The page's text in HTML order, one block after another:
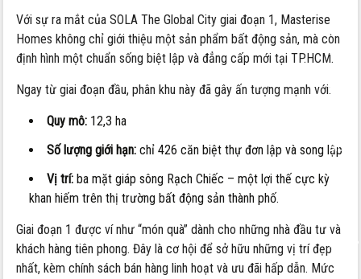
nên
mua
thự
Global
1
không?
Với sự ra mắt của SOLA The Global City giai đoạn 1, Masterise
Homes không chỉ giới thiệu một sản phẩm bất động sản, mà còn
định hình một chuẩn sống biệt lập và đẳng cấp mới tại TP.HCM.
Ngay từ giai đoạn đầu, phân khu này đã gây ấn tượng mạnh với:
Quy mô: 12,3 ha
Số lượng giới hạn: chỉ 426 căn biệt thự đơn lập và song lập
Vị trí: ba mặt giáp sông Rạch Chiếc – một lợi thế cực kỳ
khan hiếm trên thị trường bất động sản thành phố.
Giai đoạn 1 được ví như “món quà” dành cho những nhà đầu tư và
khách hàng tiên phong. Đây là cơ hội để sở hữu những vị trí đẹp
nhất, kèm chính sách bán hàng linh hoạt và ưu đãi hấp dẫn. Mức